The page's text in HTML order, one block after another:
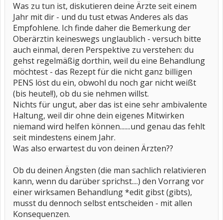
Was zu tun ist, diskutieren deine Ärzte seit einem
Jahr mit dir - und du tust etwas Anderes als das
Empfohlene. Ich finde daher die Bemerkung der
Oberärztin keineswegs unglaublich - versuch bitte
auch einmal, deren Perspektive zu verstehen: du
gehst regelmäßig dorthin, weil du eine Behandlung
möchtest - das Rezept für die nicht ganz billigen
PENS löst du ein, obwohl du noch gar nicht weißt
(bis heute!!), ob du sie nehmen willst.
Nichts für ungut, aber das ist eine sehr ambivalente
Haltung, weil dir ohne dein eigenes Mitwirken
niemand wird helfen können.......und genau das fehlt
seit mindestens einem Jahr.
Was also erwartest du von deinen Ärzten??
Ob du deinen Ängsten (die man sachlich relativieren
kann, wenn du darüber sprichst....) den Vorrang vor
einer wirksamen Behandlung *edit gibst (gibts),
musst du dennoch selbst entscheiden - mit allen
Konsequenzen.